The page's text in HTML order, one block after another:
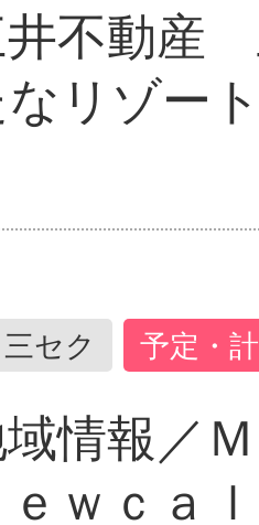
井不動産
リゾー
セク 予定・
情報／
ｗｃａ